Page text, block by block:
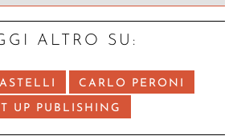
ALTRO SU:
CARLO PERONI
UP PUBLISHING